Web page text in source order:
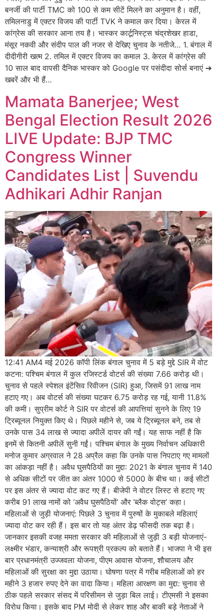
बनर्जी की पार्टी TMC को 100 से कम सीटें मिलने का अनुमान है। वहीं,
तमिलनाडु में एक्टर विजय की पार्टी TVK ने कमाल कर दिया। केरल में
कांग्रेस की सरकार आना तय है। भास्कर कार्टूनिस्ट्स चंद्रशेखर हाडा,
मंसूर नकवी और संदीप पाल की नजर से देखिए चुनाव के नतीजे… 1. बंगाल में
दीदीगीरी खत्म 2. तमिल में एक्टर विजय का कमाल 3. केरल में कांग्रेस की
10 साल बाद वापसी दैनिक भास्कर को Google पर पसंदीदा सोर्स बनाएं ➔
खबरें और भी हैं…
Mamata Banerjee; West
Bengal Election Result 2026
LIVE Update: BJP TMC
Congress Winner
Candidates List | Suvendu
Adhikari Adhir Ranjan
12:41 AM4 मई 2026 कॉपी लिंक बंगाल चुनाव में 5 बड़े मुद्दे SIR में वोट
कटना: पश्चिम बंगाल में कुल रजिस्टर्ड वोटर्स की संख्या 7.66 करोड़ थी।
चुनाव से पहले स्पेशल इंटेंसिव रिवीजन (SIR) हुआ, जिसमें 91 लाख नाम
हटाए गए। अब वोटर्स की संख्या घटकर 6.75 करोड़ रह गई, यानी 11.8%
की कमी। सुप्रीम कोर्ट ने SIR पर वोटर्स की आपत्तियां सुनने के लिए 19
ट्रिब्यूनल नियुक्त किए थे। पिछले महीने से, जब ये ट्रिब्यूनल बने, तब से
उनके पास 34 लाख से ज्यादा अपीलें दायर की गईं। यह साफ नहीं है कि
इनमें से कितनी अपीलें सुनी गईं। पश्चिम बंगाल के मुख्य निर्वाचन अधिकारी
मनोज कुमार अग्रवाल ने 28 अप्रैल कहा कि उनके पास निपटाए गए मामलों
का आंकड़ा नहीं है। अवैध घुसपैठियों का मुद्दा: 2021 के बंगाल चुनाव में 140
से अधिक सीटों पर जीत का अंतर 1000 से 5000 के बीच था। कई सीटों
पर इस अंतर से ज्यादा वोट कट गए हैं। बीजेपी ने वोटर लिस्ट से हटाए गए
करीब 91 लाख नामों को ‘अवैध घुसपैठियों’ और ‘ब्लैक वोट्स’ कहा।
महिलाओं से जुड़ी योजनाएं: पिछले 3 चुनाव में पुरुषों के मुकाबले महिलाएं
ज्यादा वोट कर रही हैं। इस बार तो यह अंतर डेढ़ फीसदी तक बढ़ा है।
जानकार इसकी वजह ममता सरकार की महिलाओं से जुड़ी 3 बड़ी योजनाएं-
लक्ष्मीर भंडार, कन्याश्री और रूपश्री प्रकल्प को बताते हैं। भाजपा ने भी इस
बार प्रधानमंत्री उज्जवला योजना, पीएम आवास योजना, शौचालय और
महिलाओं की सुरक्षा का मुद्दा उठाया। घोषणा पत्र में गरीब महिलाओं को हर
महीने 3 हजार रुपए देने का वादा किया। महिला आरक्षण का मुद्दा: चुनाव से
ठीक पहले सरकार संसद में परिसीमन से जुड़ा बिल लाई। टीएमसी ने इसका
विरोध किया। इसके बाद PM मोदी से लेकर शाह और बाकी बड़े नेताओं ने